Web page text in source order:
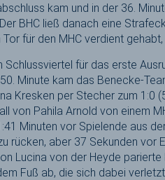
kam und in der 36.
BHC ließ danach eine
für den MHC verdient
für das erste
Minute kam das Benecke-
Kresken per Stecher zum 1:0
von Pahila Arnold von einem
Minuten vor Spielende aus
rücken, aber 37 Sekunden vor
Lucina von der Heyde
Fuß ab, die sich dabei